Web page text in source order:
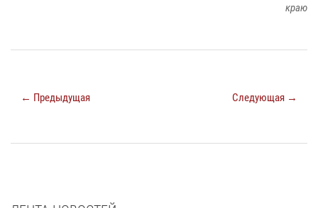
краю
← Предыдущая Следующая →